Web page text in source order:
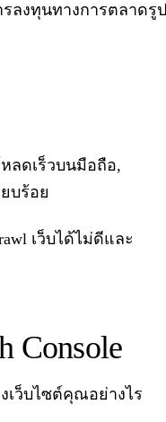
ลงทุนทางการตลาดรูป
หลดเร็วบนมือถือ,
บร้อย
เว็บได้ไม่ดีและ
Console
งเว็บไซต์คุณอย่างไร